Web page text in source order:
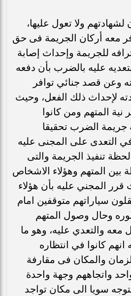
ولا تعول عليها،
معه أركان الجريمة فى حق
للجريمة وإحداث إصابة
عليه بالضرب بأن دفعه
وعن قصد جنائي توافر
لإحداث ذلك الفعل، وحيث
المتهم ومن كانوا
جريمة الضرب تحقيقا
التعدى على المجنى عليه
تنفيذ الجريمة والتى
بين المتهم وهؤلاء الاشخاص
المجني عليه بأن هؤلاء
سياراتهم متوقفين امام
وحال وصول المتهم
معه والتعدي عليه، وهو ما
كانوا في انتظاره
والمكان فى مقارفة
واتجاههم وجهة واحدة
سويا الى مكان تواجد